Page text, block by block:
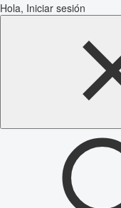
Hola, Iniciar sesión